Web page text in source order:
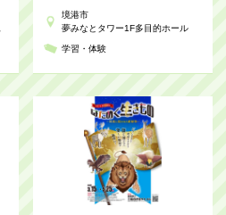
境港市
夢みなとタワー1F多目的ホール
学習・体験